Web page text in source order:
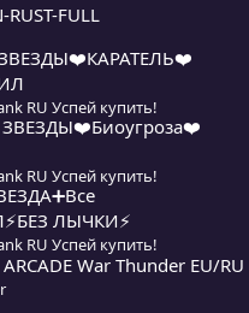
з
FULL
RU Успей купить!
RU Успей купить!
ЛЫЧКИ⚡
RU Успей купить!
War Thunder EU/RU